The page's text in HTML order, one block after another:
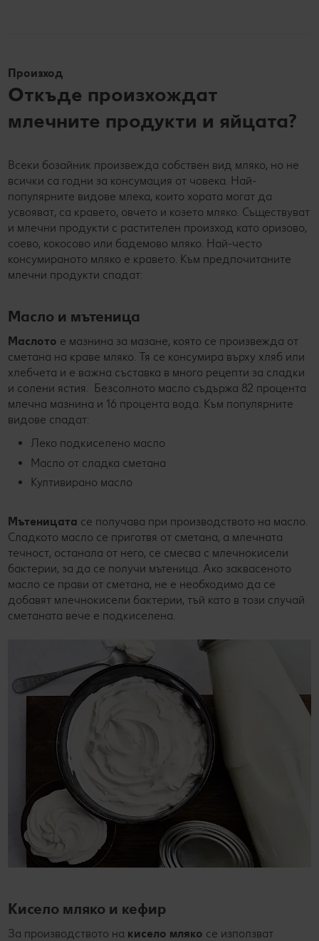
Произход
Откъде произхождат
млечните продукти и яйцата?
Всеки бозайник произвежда собствен вид мляко, но не
всички са годни за консумация от човека. Най-
популярните видове млека, които хората могат да
усвояват, са кравето, овчето и козето мляко. Съществуват
и млечни продукти с растителен произход като оризово,
соево, кокосово или бадемово мляко. Най-често
консумираното мляко е кравето. Към предпочитаните
млечни продукти спадат:
Масло и мътеница
Маслото е мазнина за мазане, която се произвежда от
сметана на краве мляко. Тя се консумира върху хляб или
хлебчета и е важна съставка в много рецепти за сладки
и солени ястия. Безсолното масло съдържа 82 процента
млечна мазнина и 16 процента вода. Към популярните
видове спадат:
Леко подкиселено масло
Масло от сладка сметана
Култивирано масло
Мътеницата се получава при производството на масло.
Сладкото масло се приготвя от сметана, а млечната
течност, останала от него, се смесва с млечнокисели
бактерии, за да се получи мътеница. Ако заквасеното
масло се прави от сметана, не е необходимо да се
добавят млечнокисели бактерии, тъй като в този случай
сметаната вече е подкиселена.
Кисело мляко и кефир
За производството на кисело мляко се използват